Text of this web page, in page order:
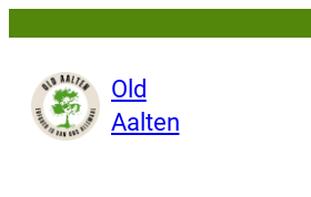
Old
Aalten